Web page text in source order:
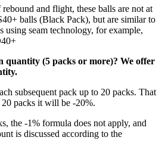
and flight, these balls are not at
balls (Black Pack), but are similar to
using seam technology, for example,
quantity (5 packs or more)? We offer
subsequent pack up to 20 packs. That
packs it will be -20%.
the -1% formula does not apply, and
is discussed according to the